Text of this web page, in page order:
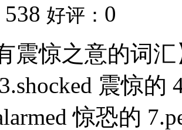
538 好评： 0
震惊之意的词
震惊的
惊恐的